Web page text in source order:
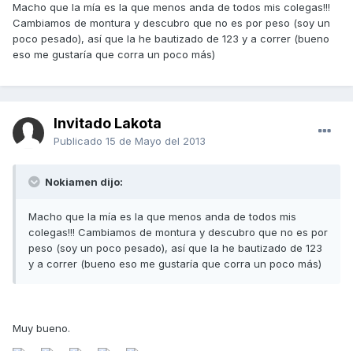
Macho que la mía es la que menos anda de todos mis colegas!!!
Cambiamos de montura y descubro que no es por peso (soy un
poco pesado), así que la he bautizado de 123 y a correr (bueno
eso me gustaría que corra un poco más)
Invitado Lakota
Publicado 15 de Mayo del 2013
Nokiamen dijo:
Macho que la mía es la que menos anda de todos mis
colegas!!! Cambiamos de montura y descubro que no es por
peso (soy un poco pesado), así que la he bautizado de 123
y a correr (bueno eso me gustaría que corra un poco más)
Muy bueno.